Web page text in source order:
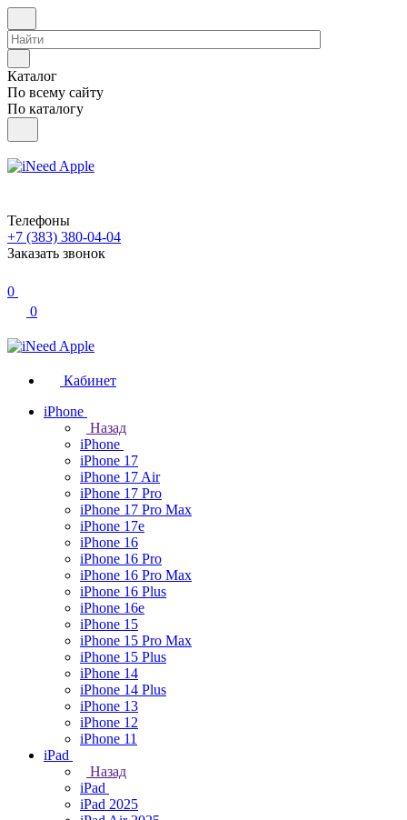
Каталог
По всему сайту
По каталогу
Телефоны
+7 (383) 380-04-04
Заказать звонок
0
0
Кабинет
iPhone
Назад
iPhone
iPhone 17
iPhone 17 Air
iPhone 17 Pro
iPhone 17 Pro Max
iPhone 17e
iPhone 16
iPhone 16 Pro
iPhone 16 Pro Max
iPhone 16 Plus
iPhone 16e
iPhone 15
iPhone 15 Pro Max
iPhone 15 Plus
iPhone 14
iPhone 14 Plus
iPhone 13
iPhone 12
iPhone 11
iPad
Назад
iPad
iPad 2025